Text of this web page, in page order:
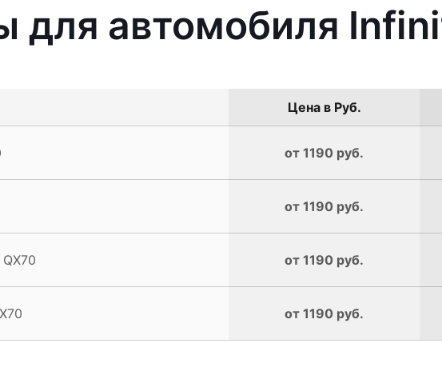
для автомобиля
Цена в Руб.
от 1190 руб.
от 1190 руб.
от 1190 руб.
от 1190 руб.